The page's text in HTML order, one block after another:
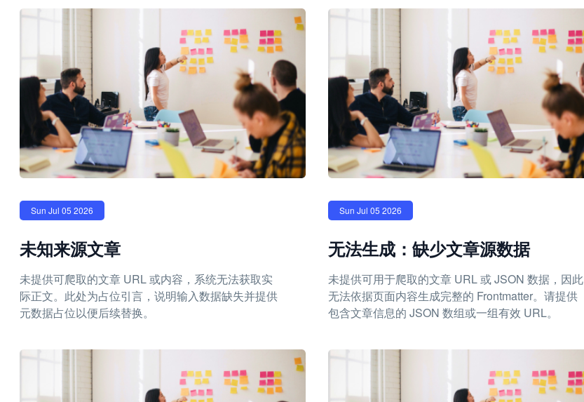
Sun Jul 05 2026
未知来源文章
未提供可爬取的文章 URL 或内容，系统无法获取实
际正文。此处为占位引言，说明输入数据缺失并提供
元数据占位以便后续替换。
Sun Jul 05 2026
无法生成：缺少文章源数据
未提供可用于爬取的文章 URL 或 JSON 数据，因此
无法依据页面内容生成完整的 Frontmatter。请提供
包含文章信息的 JSON 数组或一组有效 URL。